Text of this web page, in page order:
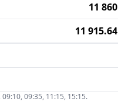
11 860
11 915.64
09:35, 11:15, 15:15.